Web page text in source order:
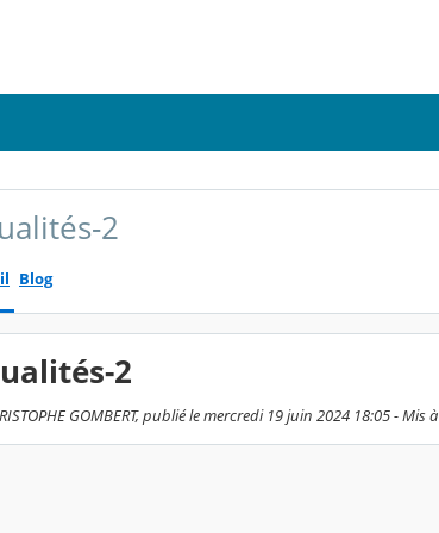
2
Blog
2
GOMBERT, publié le mercredi 19 juin 2024 18:05 -